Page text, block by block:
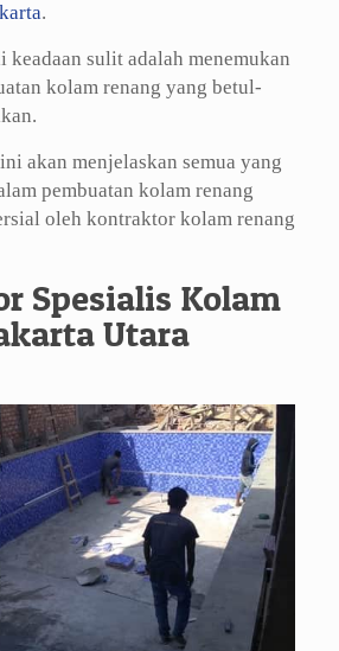
.
keadaan sulit adalah menemukan
kolam renang yang betul-
akan menjelaskan semua yang
pembuatan kolam renang
oleh kontraktor kolam renang
Spesialis Kolam
Utara